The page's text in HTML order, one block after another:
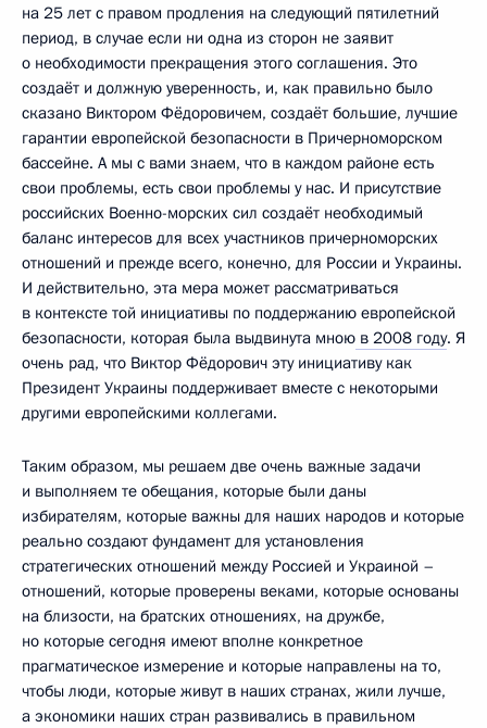
на 25 лет с правом продления на следующий пятилетний
период, в случае если ни одна из сторон не заявит
о необходимости прекращения этого соглашения. Это
создаёт и должную уверенность, и, как правильно было
сказано Виктором Фёдоровичем, создаёт большие, лучшие
гарантии европейской безопасности в Причерноморском
бассейне. А мы с вами знаем, что в каждом районе есть
свои проблемы, есть свои проблемы у нас. И присутствие
российских Военно-морских сил создаёт необходимый
баланс интересов для всех участников причерноморских
отношений и прежде всего, конечно, для России и Украины.
И действительно, эта мера может рассматриваться
в контексте той инициативы по поддержанию европейской
безопасности, которая была выдвинута мною в 2008 году. Я
очень рад, что Виктор Фёдорович эту инициативу как
Президент Украины поддерживает вместе с некоторыми
другими европейскими коллегами.
Таким образом, мы решаем две очень важные задачи
и выполняем те обещания, которые были даны
избирателям, которые важны для наших народов и которые
реально создают фундамент для установления
стратегических отношений между Россией и Украиной –
отношений, которые проверены веками, которые основаны
на близости, на братских отношениях, на дружбе,
но которые сегодня имеют вполне конкретное
прагматическое измерение и которые направлены на то,
чтобы люди, которые живут в наших странах, жили лучше,
а экономики наших стран развивались в правильном